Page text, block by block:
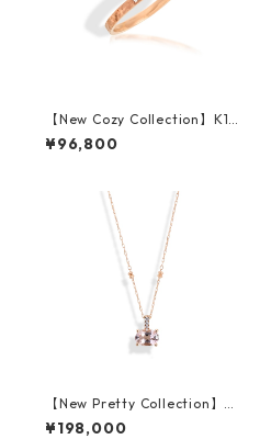
【New Cozy Collection】K18
PG Diamond Ring
¥96,800
【New Pretty Collection】K1
8PG Morganite Pendant
¥198,000